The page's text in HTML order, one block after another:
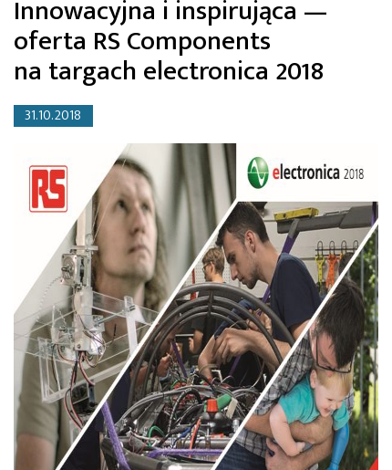
Innowacyjna i inspirująca —
oferta RS Components
na targach electronica 2018
31.10.2018